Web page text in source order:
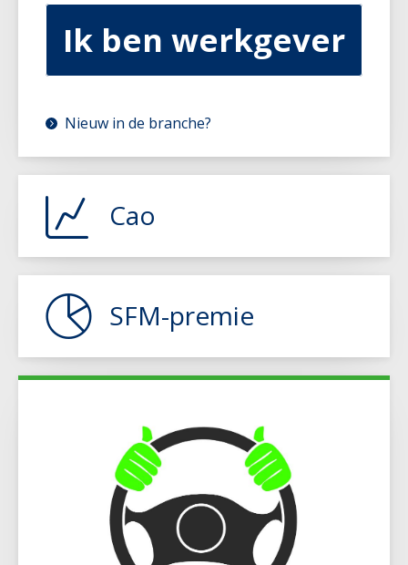
Ik ben werkgever
Nieuw in de branche?
Cao
Alles over de cao
Taxibranche en arbeidsrecht
Looncalculator
Verloonde tijd per 1 maart 2022
SFM-premie
Lees verder